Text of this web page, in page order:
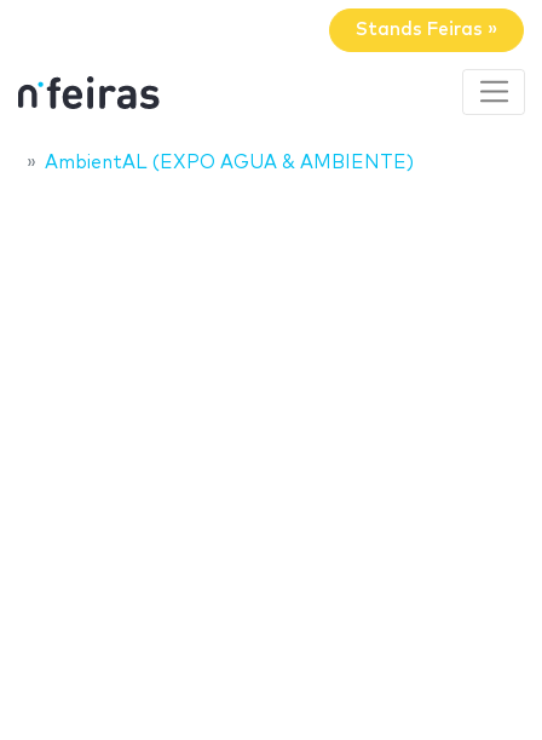
Stands Feiras »
AmbientAL (EXPO AGUA & AMBIENTE)